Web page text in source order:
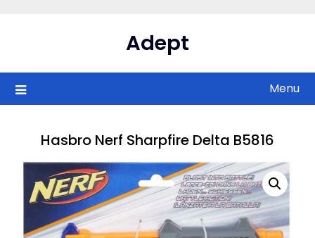
Adept
Menu
Hasbro Nerf Sharpfire Delta B5816